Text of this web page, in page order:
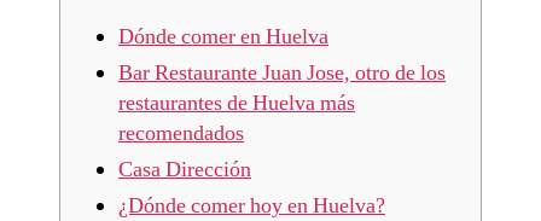
Dónde comer en Huelva
Bar Restaurante Juan Jose, otro de los
restaurantes de Huelva más
recomendados
Casa Dirección
¿Dónde comer hoy en Huelva?